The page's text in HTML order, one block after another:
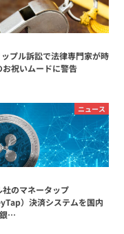
ップル訴訟で法律専門家が時
お祝いムードに警告
ニュース
社のマネータップ
）決済システムを国内
…